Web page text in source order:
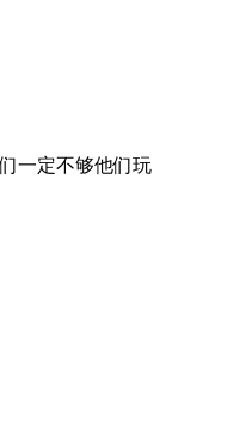
一定不够他们玩